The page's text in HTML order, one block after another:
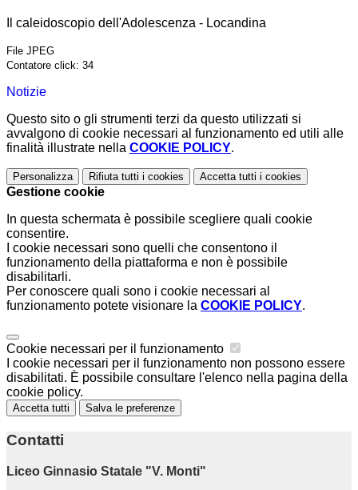
Il caleidoscopio dell'Adolescenza - Locandina
File JPEG
Contatore click: 34
Notizie
Questo sito o gli strumenti terzi da questo utilizzati si
avvalgono di cookie necessari al funzionamento ed utili alle
finalità illustrate nella COOKIE POLICY.
Personalizza Rifiuta tutti i cookies Accetta tutti i cookies
Gestione cookie
In questa schermata è possibile scegliere quali cookie
consentire.
I cookie necessari sono quelli che consentono il
funzionamento della piattaforma e non è possibile
disabilitarli.
Per conoscere quali sono i cookie necessari al
funzionamento potete visionare la COOKIE POLICY.
Cookie necessari per il funzionamento
I cookie necessari per il funzionamento non possono essere
disabilitati. È possibile consultare l'elenco nella pagina della
cookie policy.
Accetta tutti Salva le preferenze
Contatti
Liceo Ginnasio Statale "V. Monti"